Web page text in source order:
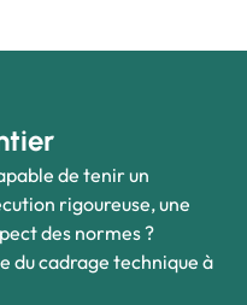
de tenir un
rigoureuse, une
des normes ?
du cadrage technique à